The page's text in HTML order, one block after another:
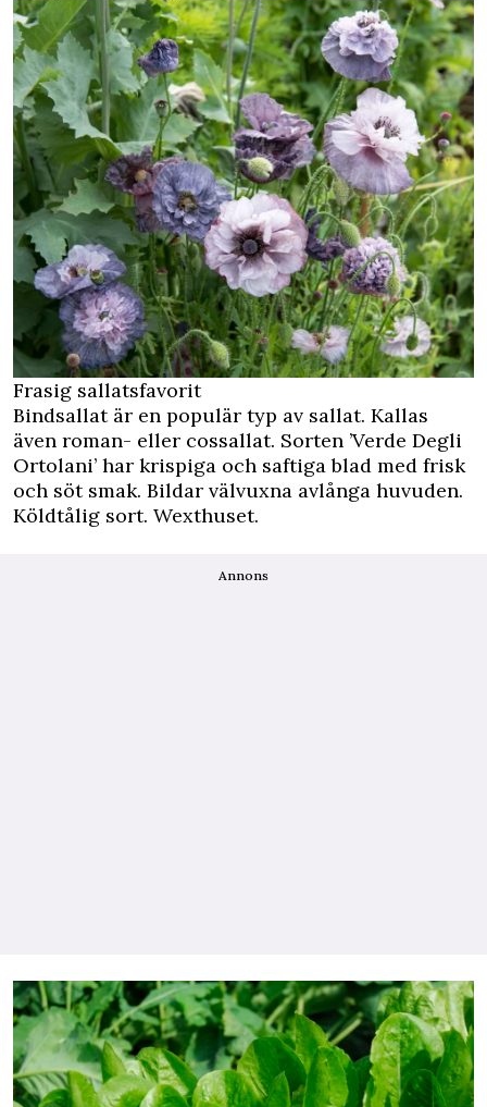
Frasig sallatsfavorit
Bindsallat är en populär typ av sallat. Kallas
även roman- eller cossallat. Sorten ’Verde Degli
Ortolani’ har krispiga och saftiga blad med frisk
och söt smak. Bildar välvuxna avlånga huvuden.
Köldtålig sort. Wexthuset.
Annons